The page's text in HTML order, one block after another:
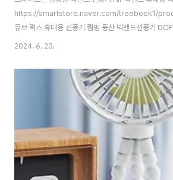
https://smartstore.naver.com/treebook1/
큐브 럭스 휴대용 선풍기 캠핑 등산 넥밴드선풍기
어[만화의추억스토어] 만화의추억 공식스토어 캠핑 / 생
큐브 넥밴드 선풍기 목풍기 LED 무드등 캠핑 휴대용선
FL20 : 만화의추억스토어[만화의추억스토어] 만화의
ITsmartstore.naver.com
2024. 6. 23.